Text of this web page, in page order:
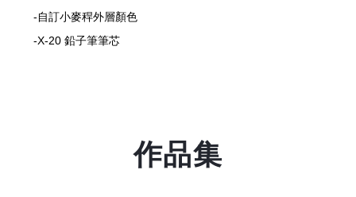
-自訂小麥稈外層顏色
-X-20 鉛子筆筆芯
作品集